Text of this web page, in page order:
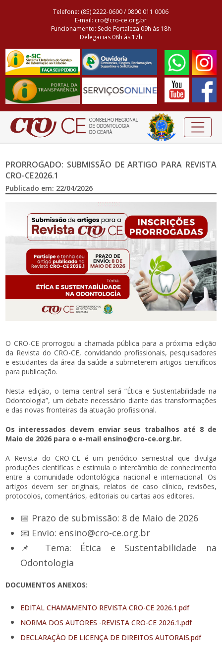
Telefone: (85) 2222-0600 / 0800 011 0006
E-mail: cro@cro-ce.org.br
Funcionamento: Sede Fortaleza 09h às 18h
Delegacias 08h às 17h
PRORROGADO: SUBMISSÃO DE ARTIGO PARA REVISTA
CRO-CE 2026.1
Publicado em: 22/04/2026
O CRO-CE prorrogou a chamada pública para a próxima edição
da Revista do CRO-CE, convidando profissionais, pesquisadores
e estudantes da área da saúde a submeterem artigos científicos
para publicação.
Nesta edição, o tema central será “Ética e Sustentabilidade na
Odontologia”, um debate necessário diante das transformações
e das novas fronteiras da atuação profissional.
Os interessados devem enviar seus trabalhos até 8 de
Maio de 2026 para o e-mail ensino@cro-ce.org.br.
A Revista do CRO-CE é um periódico semestral que divulga
produções científicas e estimula o intercâmbio de conhecimento
entre a comunidade odontológica nacional e internacional. Os
artigos devem ser originais, relatos de caso clínico, revisões,
protocolos, comentários, editoriais ou cartas aos editores.
📅 Prazo de submissão: 8 de Maio de 2026
📧 Envio: ensino@cro-ce.org.br
📌 Tema: Ética e Sustentabilidade na
Odontologia
DOCUMENTOS ANEXOS:
EDITAL CHAMAMENTO REVISTA CRO-CE 2026.1.pdf
NORMA DOS AUTORES -REVISTA CRO-CE 2026.1.pdf
DECLARAÇÃO DE LICENÇA DE DIREITOS AUTORAIS.pdf